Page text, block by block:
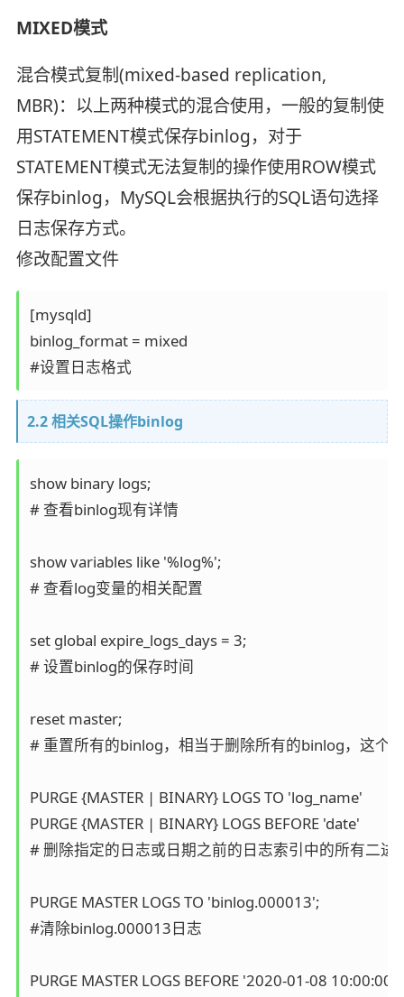
MIXED模式
混合模式复制(mixed-based replication,
MBR)：以上两种模式的混合使用，一般的复制使
用STATEMENT模式保存binlog，对于
STATEMENT模式无法复制的操作使用ROW模式
保存binlog，MySQL会根据执行的SQL语句选择
日志保存方式。
修改配置文件
[mysqld]
binlog_format = mixed
2.2 相关SQL操作binlog
show binary logs;
# 查看binlog现有详情
show variables like '%log%';
# 查看log变量的相关配置
set global expire_logs_days = 3;
# 设置binlog的保存时间
reset master;
# 重置所有的binlog，相当于删除所有的binlog，这个
PURGE {MASTER | BINARY} LOGS TO 'log_name'
PURGE {MASTER | BINARY} LOGS BEFORE 'date'
# 删除指定的日志或日期之前的日志索引中的所有二进
PURGE MASTER LOGS TO 'binlog.000013';
#清除binlog.000013日志
PURGE MASTER LOGS BEFORE '2020-01-08